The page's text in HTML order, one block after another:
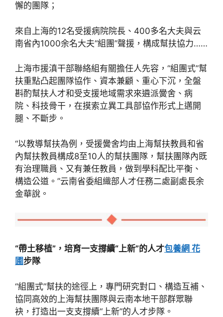
懈的團隊；
來自上海的12名受援病院院長、400多名大夫與云
南省內1000余名大夫“組團”聲援，構成幫扶協力……
上海市援滇干部聯絡組有關擔任人先容，“組團式”幫
扶重點凸起團隊協作、資本兼顧、重心下沉，全盤
斟酌幫扶人才和受支援地域需求來遴派黌舍、病
院、科技骨干，在摸索立異工具部協作形式上邁開
腿、不斷步。
“以教導幫扶為例，受援黌舍均由上海幫扶教員和省
內幫扶教員構成8至10人的幫扶團隊，幫扶團隊內既
有治理職員、又有兼任教員，做到學科配比平衡、
構造公道。”云南省委組織部人才任務二處副處長余
金華說。
“帶土移植”，培育一支撐續“上新”的人才包養網 花
圃步隊
“組團式”幫扶的途徑上，專門研究對口、構造互補、
協同高效的上海幫扶團隊與云南本地干部群眾聯
袂，打造出一支支撐續“上新”的人才步隊。